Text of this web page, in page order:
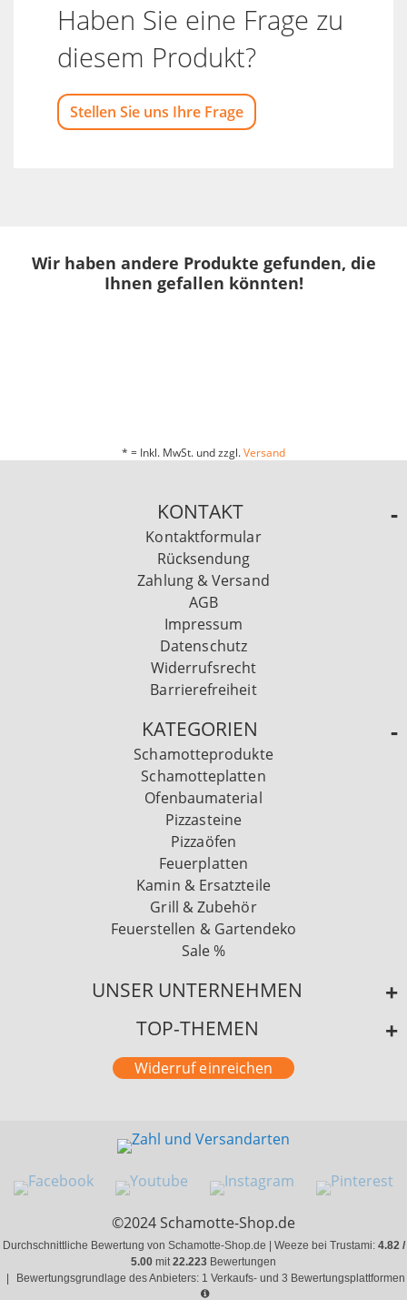
Haben Sie eine Frage zu
diesem Produkt?
Stellen Sie uns Ihre Frage
Wir haben andere Produkte gefunden, die
Ihnen gefallen könnten!
* = Inkl. MwSt. und zzgl.Versand
KONTAKT
Kontaktformular
Rücksendung
Zahlung & Versand
AGB
Impressum
Datenschutz
Widerrufsrecht
Barrierefreiheit
KATEGORIEN
Schamotteprodukte
Schamotteplatten
Ofenbaumaterial
Pizzasteine
Pizzaöfen
Feuerplatten
Kamin & Ersatzteile
Grill & Zubehör
Feuerstellen & Gartendeko
Sale %
UNSER UNTERNEHMEN
TOP-THEMEN
Widerruf einreichen
©2024 Schamotte-Shop.de
Durchschnittliche Bewertung von Schamotte-Shop.de | Weeze bei Trustami: 4.82 /
5.00 mit22.223 Bewertungen
Bewertungsgrundlage des Anbieters: 1 Verkaufs- und 3 Bewertungsplattformen